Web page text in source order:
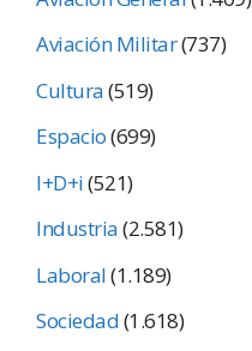
Aviación Militar(737)
Cultura(519)
Espacio(699)
I+D+i(521)
Industria(2.581)
Laboral(1.189)
Sociedad(1.618)